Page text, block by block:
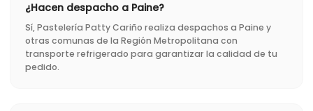
¿Hacen despacho a Paine?
Sí, Pastelería Patty Cariño realiza despachos a Paine y
otras comunas de la Región Metropolitana con
transporte refrigerado para garantizar la calidad de tu
pedido.